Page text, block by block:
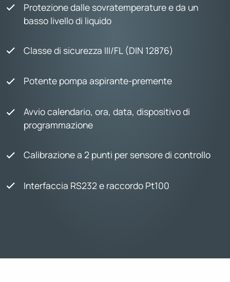
Protezione dalle sovratemperature e da un
basso livello di liquido
Classe di sicurezza III/FL (DIN 12876)
Potente pompa aspirante-premente
Avvio calendario, ora, data, dispositivo di
programmazione
Calibrazione a 2 punti per sensore di controllo
Interfaccia RS232 e raccordo Pt100